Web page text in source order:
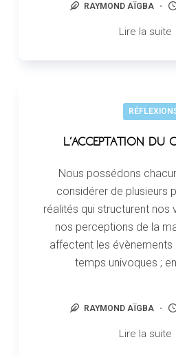
RAYMOND AÏGBA
Lire la suite
L’ACCEPTATION DU
Nous possédons
considérer de plusieurs
réalités qui structurent nos
nos perceptions de la
affectent les évènements
temps univoques ;
RAYMOND AÏGBA
Lire la suite